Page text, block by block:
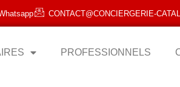
CONTACT@CONCIERGERIE-
PROFESSIONNELS